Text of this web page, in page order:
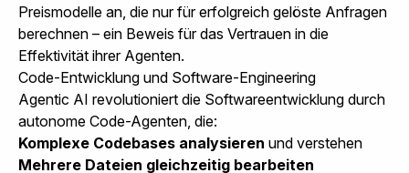
Preismodelle an, die nur für erfolgreich gelöste Anfragen
berechnen – ein Beweis für das Vertrauen in die
Effektivität ihrer Agenten.
Code-Entwicklung und Software-Engineering
Agentic AI revolutioniert die Softwareentwicklung durch
autonome Code-Agenten, die:
Komplexe Codebases analysieren und verstehen
Mehrere Dateien gleichzeitig bearbeiten